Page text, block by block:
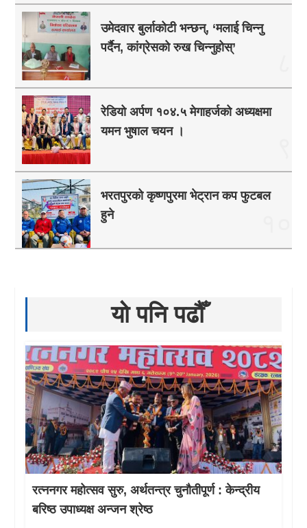
उमेदवार बुर्लाकोटी भन्छन्, ‘मलाई चिन्नु
पर्दैन, कांग्रेसको रुख चिन्नुहोस्’
रेडियो अर्पण १०४.५ मेगाहर्जको अध्यक्षमा
यमन भुषाल चयन ।
भरतपुरको कृष्णपुरमा भेट्रान कप फुटबल
हुने
यो पनि पढौँ
रत्ननगर महोत्सव सुरु, अर्थतन्त्र चुनौतीपूर्ण : केन्द्रीय
बरिष्ठ उपाध्यक्ष अन्जन श्रेष्ठ